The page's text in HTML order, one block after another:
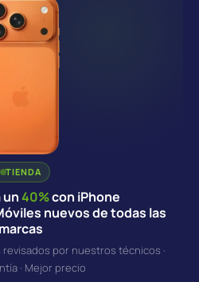
TIENDA
un40%con iPhone
nuevos de todas las
marcas
por nuestros técnicos ·
· Mejor precio